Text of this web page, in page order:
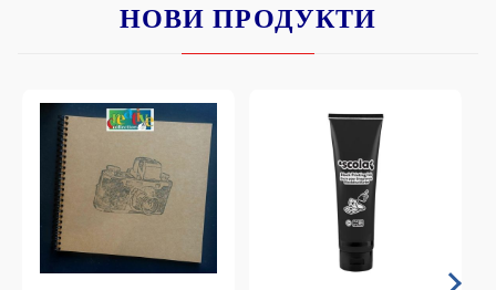
НОВИ ПРОДУКТИ